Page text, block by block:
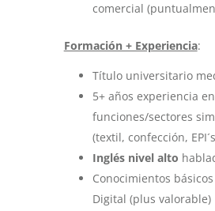
comercial
Formación + Experiencia:
Título universitario
5+ años experiencia en
funciones/sectores
(textil, confección,
Inglés nivel alto
Conocimientos
Digital (plus valorable)